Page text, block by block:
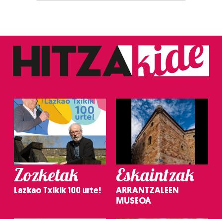
Zozketak
Lazkao Txikik 100 urte!
Eskaintzak
ARRANTZALEEN
MUSEOA